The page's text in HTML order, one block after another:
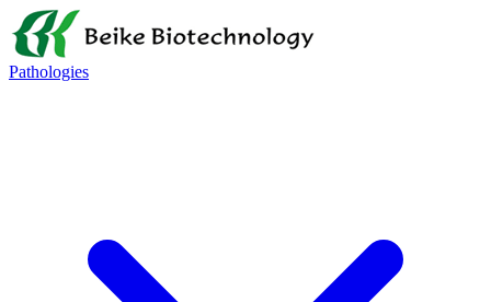
Pathologies